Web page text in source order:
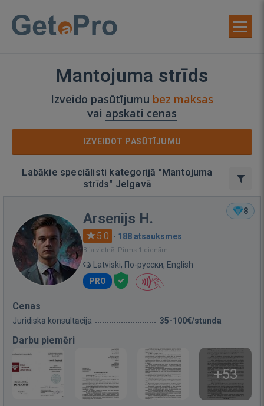
Mantojuma strīds
Izveido pasūtījumu bez maksas
vai apskati cenas
IZVEIDOT PASŪTĪJUMU
Labākie speciālisti kategorijā "Mantojuma
strīds" Jelgavā
8
Arsenijs H.
5.0 · 188 atsauksmes
Bija vietnē: Pirms 1 dienām
Latviski, По-русски, English
PRO
Cenas
Juridiskā konsultācija 35-100€/stunda
Darbu piemēri
+53